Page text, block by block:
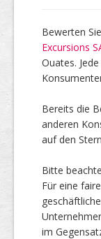
HELP
Top
Bewerten
Excursions
Ouates.
Bereits die
anderen
auf den
Bitte
Für eine
im